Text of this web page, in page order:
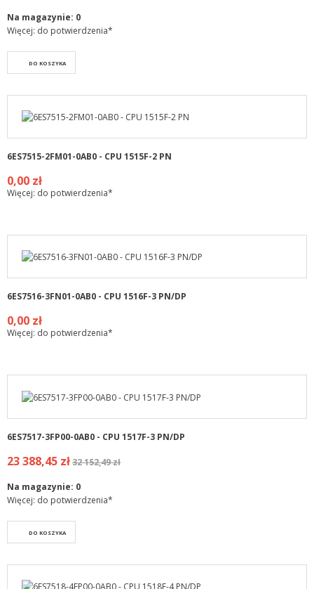
Na magazynie: 0
Więcej: do potwierdzenia*
DO KOSZYKA
6ES7515-2FM01-0AB0 - CPU 1515F-2 PN
0,00 zł
Więcej: do potwierdzenia*
6ES7516-3FN01-0AB0 - CPU 1516F-3 PN/DP
0,00 zł
Więcej: do potwierdzenia*
6ES7517-3FP00-0AB0 - CPU 1517F-3 PN/DP
23 388,45 zł32 152,49 zł
Na magazynie: 0
Więcej: do potwierdzenia*
DO KOSZYKA